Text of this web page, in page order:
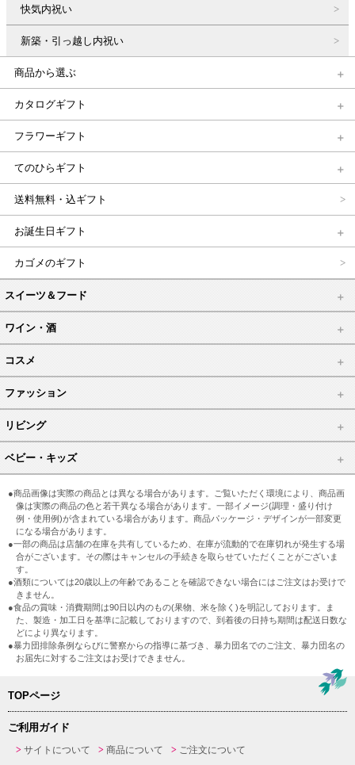
快気内祝い
新築・引っ越し内祝い
商品から選ぶ
カタログギフト
フラワーギフト
てのひらギフト
送料無料・込ギフト
お誕生日ギフト
カゴメのギフト
スイーツ＆フード
ワイン・酒
コスメ
ファッション
リビング
ベビー・キッズ
●商品画像は実際の商品とは異なる場合があります。ご覧いただく環境により、商品画
像は実際の商品の色と若干異なる場合があります。一部イメージ(調理・盛り付け
例・使用例)が含まれている場合があります。商品パッケージ・デザインが一部変更
になる場合があります。
●一部の商品は店舗の在庫を共有しているため、在庫が流動的で在庫切れが発生する場
合がございます。その際はキャンセルの手続きを取らせていただくことがございま
す。
●酒類については20歳以上の年齢であることを確認できない場合にはご注文はお受けで
きません。
●食品の賞味・消費期間は90日以内のもの(果物、米を除く)を明記しております。ま
た、製造・加工日を基準に記載しておりますので、到着後の日持ち期間は配送日数な
どにより異なります。
●暴力団排除条例ならびに警察からの指導に基づき、暴力団名でのご注文、暴力団名の
お届先に対するご注文はお受けできません。
TOPページ
ご利用ガイド
サイトについて 商品について
ご注文について